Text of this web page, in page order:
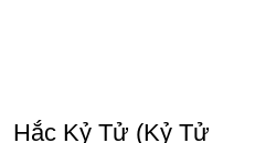
Hắc Kỷ Tử (Kỷ Tử